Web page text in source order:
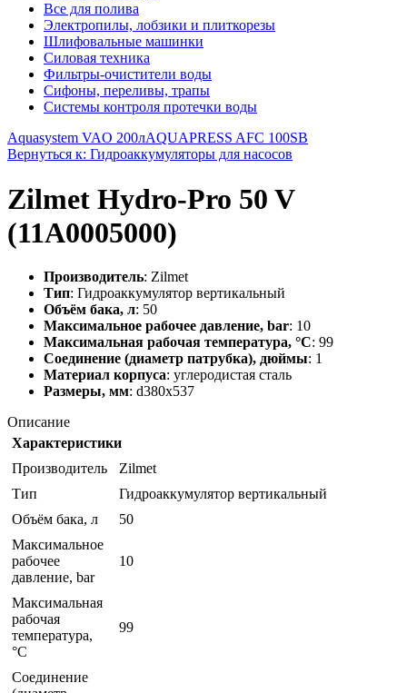
Все для полива
Электропилы, лобзики и плиткорезы
Шлифовальные машинки
Силовая техника
Фильтры-очистители воды
Сифоны, переливы, трапы
Системы контроля протечки воды
Aquasystem VAO 200лAQUAPRESS AFC 100SB
Вернуться к: Гидроаккумуляторы для насосов
Zilmet Hydro-Pro 50 V
(11A0005000)
Производитель: Zilmet
Тип: Гидроаккумулятор вертикальный
Объём бака, л: 50
Максимальное рабочее давление, bar: 10
Максимальная рабочая температура, °C: 99
Соединение (диаметр патрубка), дюймы: 1
Материал корпуса: углеродистая сталь
Размеры, мм: d380х537
Описание
Характеристики
Производитель
Zilmet
Тип
Гидроаккумулятор вертикальный
Объём бака, л
50
Максимальное
рабочее
давление, bar
10
Максимальная
рабочая
температура,
°C
99
Соединение